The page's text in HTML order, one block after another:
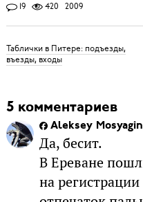
19 420 2009
Таблички в Питере: подъезды,
въезды, входы
5 комментариев
Aleksey Mosyagin
Да, бесит.
В Ереване
на